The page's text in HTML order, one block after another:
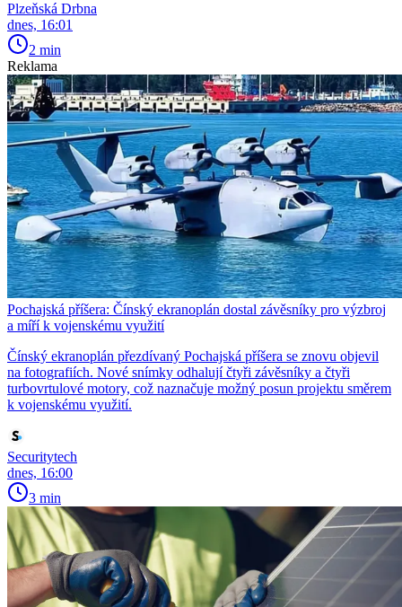
Plzeňská Drbna
dnes, 16:01
2 min
Reklama
Pochajská příšera: Čínský ekranoplán dostal závěsníky pro výzbroj
a míří k vojenskému využití
Čínský ekranoplán přezdívaný Pochajská příšera se znovu objevil
na fotografiích. Nové snímky odhalují čtyři závěsníky a čtyři
turbovrtulové motory, což naznačuje možný posun projektu směrem
k vojenskému využití.
Securitytech
dnes, 16:00
3 min